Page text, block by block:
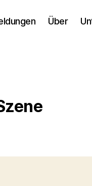
Über